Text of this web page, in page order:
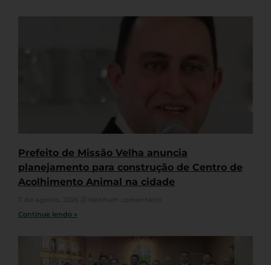
Prefeito de Missão Velha anuncia
planejamento para construção de Centro de
Acolhimento Animal na cidade
Continue lendo »